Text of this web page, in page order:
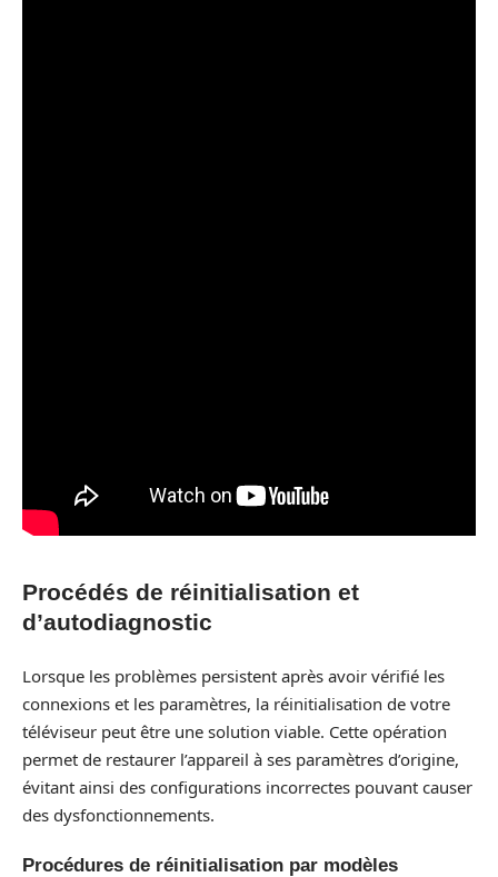
Procédés de réinitialisation et
d’autodiagnostic
Lorsque les problèmes persistent après avoir vérifié les
connexions et les paramètres, la réinitialisation de votre
téléviseur peut être une solution viable. Cette opération
permet de restaurer l’appareil à ses paramètres d’origine,
évitant ainsi des configurations incorrectes pouvant causer
des dysfonctionnements.
Procédures de réinitialisation par modèles